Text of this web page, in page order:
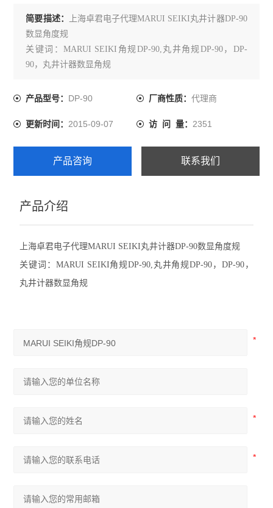
ELSEN爱森
佐藤SATO
瑞士TETKO
横河YOKOGAWA
赛发SEFAR
新宝SHIMPO
查看全部 >>
简要描述：
上海卓君电子代理MARUI SEIKI丸井计器DP-90
数显角度规
关键词：MARUI SEIKI角规DP-90,丸井角规DP-90，DP-
90，丸井计器数显角规
产品型号： DP-90 厂商性质： 代理商
更新时间：2015-09-07 访 问 量： 2351
产品咨询 联系我们
产品介绍
上海卓君电子代理MARUI SEIKI丸井计器DP-90数显角度规
关键词：MARUI SEIKI角规DP-90,丸井角规DP-90，DP-90，
丸井计器数显角规